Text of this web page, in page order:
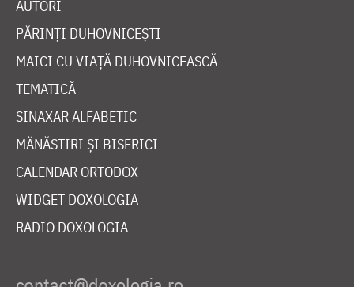
AUTORI
PĂRINȚI DUHOVNICEȘTI
MAICI CU VIAȚĂ DUHOVNICEASCĂ
TEMATICĂ
SINAXAR ALFABETIC
MĂNĂSTIRI ȘI BISERICI
CALENDAR ORTODOX
WIDGET DOXOLOGIA
RADIO DOXOLOGIA